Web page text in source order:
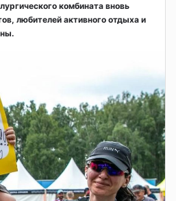
комбината вновь
любителей активного отдыха и